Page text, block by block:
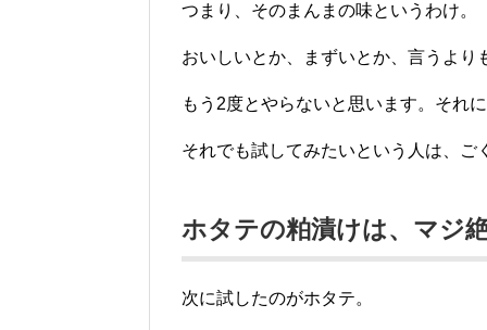
つまり、そのまんまの味というわけ。
おいしいとか、まずいとか、言うよ
もう2度とやらないと思います。それ
それでも試してみたいという人は、
ホタテの粕漬けは、マジ
次に試したのがホタテ。